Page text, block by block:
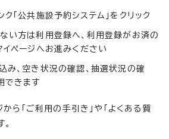
「公共施設予約システム」をクリック
い方は利用登録へ、利用登録がお済の
イページへお進みください
み、空き状況の確認、抽選状況の確
できます
ら「ご利用の手引き」や「よくある質